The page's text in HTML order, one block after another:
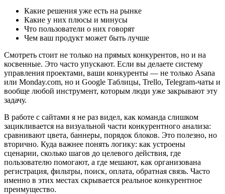
Какие решения уже есть на рынке
Какие у них плюсы и минусы
Что пользователи о них говорят
Чем ваш продукт может быть лучше
Смотреть стоит не только на прямых конкурентов, но и на
косвенные. Это часто упускают. Если вы делаете систему
управления проектами, ваши конкуренты — не только Asana
или Monday.com, но и Google Таблицы, Trello, Telegram-чаты и
вообще любой инструмент, которым люди уже закрывают эту
задачу.
В работе с сайтами я не раз видел, как команда слишком
зацикливается на визуальной части конкурентного анализа:
сравнивают цвета, баннеры, порядок блоков. Это полезно, но
вторично. Куда важнее понять логику: как устроены
сценарии, сколько шагов до целевого действия, где
пользователю помогают, а где мешают, как организована
регистрация, фильтры, поиск, оплата, обратная связь. Часто
именно в этих местах скрывается реальное конкурентное
преимущество.